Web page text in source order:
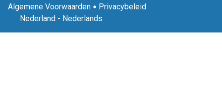
Algemene Voorwaarden
Privacybeleid
Nederland - Nederlands